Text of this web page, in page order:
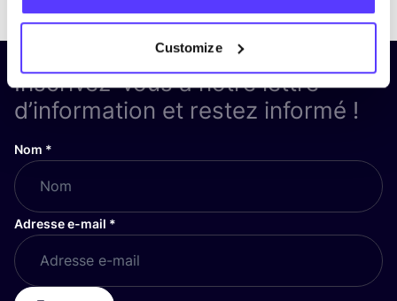
Customize
Inscrivez-vous à notre lettre
d’information et restez informé !
Nom *
Adresse e-mail *